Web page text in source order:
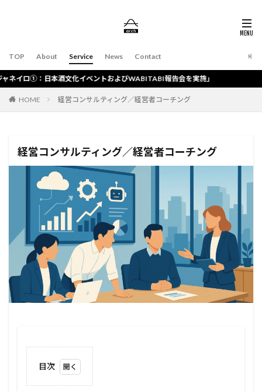
TOP About Service News Contact
本酒文化イベントおよびWABITABI報告会を実施」
HOME 経営コンサルティング／経営者コーチング
経営コンサルティング／経営者コーチング
目次